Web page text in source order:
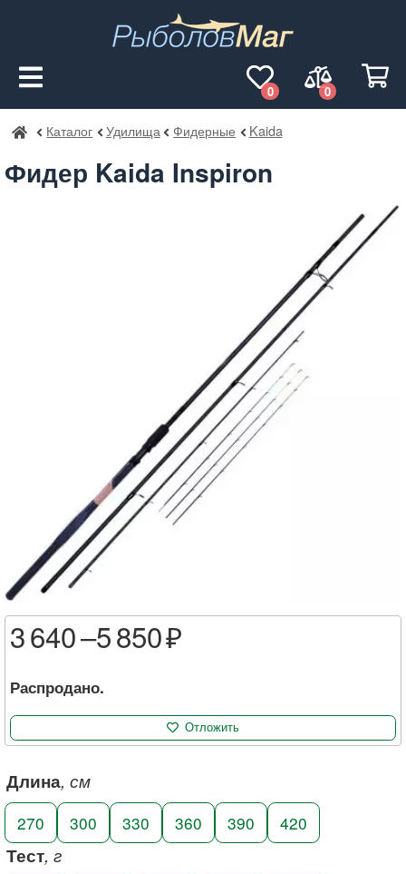
0
0
РыболовМаг
Каталог Удилища Фидерные Kaida
Фидер Kaida Inspiron
Длина, см
270 300 330 360 390 420
Тест, г
3 640 –5 850
Распродано.
Отложить